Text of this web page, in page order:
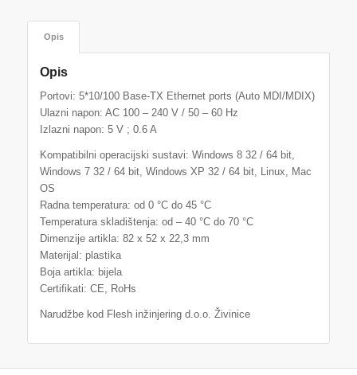
Opis
Opis
Portovi: 5*10/100 Base-TX Ethernet ports (Auto MDI/MDIX)
Ulazni napon: AC 100 – 240 V / 50 – 60 Hz
Izlazni napon: 5 V ; 0.6 A
Kompatibilni operacijski sustavi: Windows 8 32 / 64 bit,
Windows 7 32 / 64 bit, Windows XP 32 / 64 bit, Linux, Mac
OS
Radna temperatura: od 0 °C do 45 °C
Temperatura skladištenja: od – 40 °C do 70 °C
Dimenzije artikla: 82 x 52 x 22,3 mm
Materijal: plastika
Boja artikla: bijela
Certifikati: CE, RoHs
Narudžbe kod Flesh inžinjering d.o.o. Živinice